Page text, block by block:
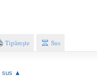
Tipăreşte Sus
sus ▲